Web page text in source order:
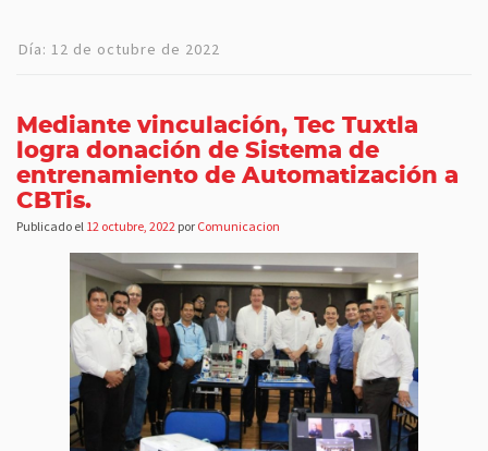
Día: 12 de octubre de 2022
Mediante vinculación, Tec Tuxtla
logra donación de Sistema de
entrenamiento de Automatización a
CBTis.
Publicado el 12 octubre, 2022 por Comunicacion